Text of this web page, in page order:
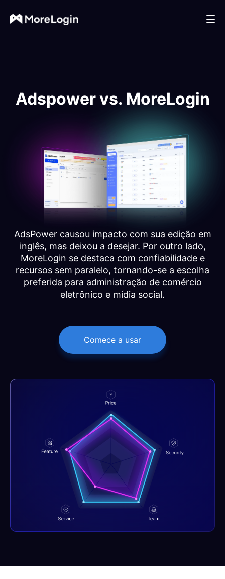
Adspower vs. MoreLogin
AdsPower causou impacto com sua edição em
inglês, mas deixou a desejar. Por outro lado,
MoreLogin se destaca com confiabilidade e
recursos sem paralelo, tornando-se a escolha
preferida para administração de comércio
eletrônico e mídia social.
Comece a usar